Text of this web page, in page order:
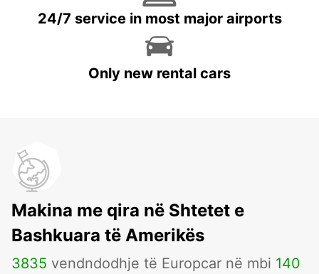
24/7 service in most major airports
Only new rental cars
Makina me qira në Shtetet e
Bashkuara të Amerikës
3835 vendndodhje të Europcar në mbi 140